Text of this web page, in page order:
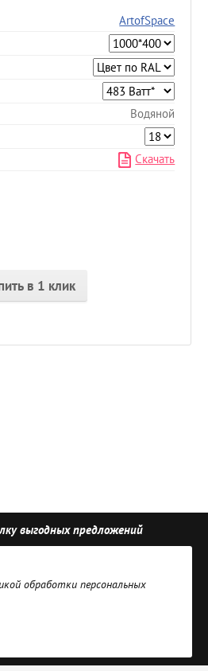
ArtofSpace
Водяной
Скачать
в 1 клик
выгодных предложений
обработки персональных